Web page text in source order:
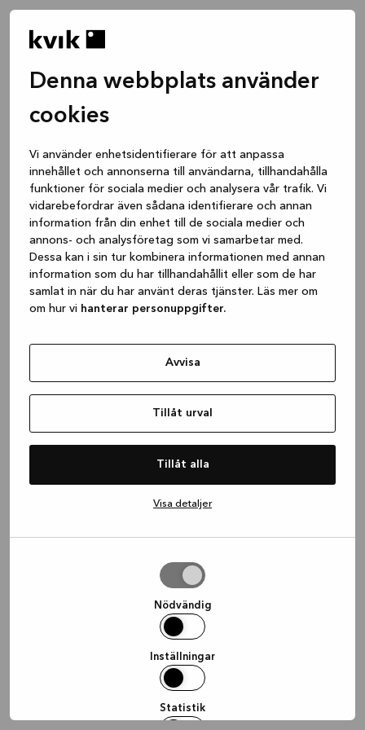
Denna webbplats använder
cookies
Vi använder enhetsidentifierare för att anpassa
innehållet och annonserna till användarna, tillhandahålla
funktioner för sociala medier och analysera vår trafik. Vi
vidarebefordrar även sådana identifierare och annan
information från din enhet till de sociala medier och
annons- och analysföretag som vi samarbetar med.
Dessa kan i sin tur kombinera informationen med annan
information som du har tillhandahållit eller som de har
samlat in när du har använt deras tjänster. Läs mer om
om hur vi hanterar personuppgifter.
Avvisa
Tillåt urval
Tillåt alla
Visa detaljer
Nödvändig
Inställningar
Statistik
(see the browser console for more
information).